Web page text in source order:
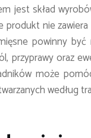
jest skład
produkt nie
powinny
przyprawy oraz
może
według